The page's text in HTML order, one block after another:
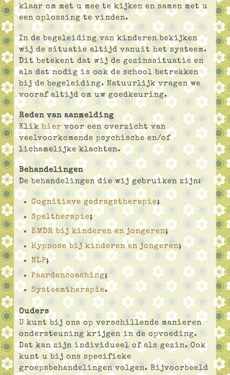
klaar om met u mee te kijken en samen met u
een oplossing te vinden.
In de begeleiding van kinderen bekijken
wij de situatie altijd vanuit het systeem.
Dit betekent dat wij de gezinssituatie en
als dat nodig is ook de school betrekken
bij de begeleiding. Natuurlijk vragen we
vooraf altijd om uw goedkeuring.
Reden van aanmelding
Klikhier voor een overzicht van
veelvoorkomende psychische en/of
lichamelijke klachten.
Behandelingen
De behandelingen die wij gebruiken zijn:
Cognitieve gedragstherapie;
Speltherapie;
EMDR bij kinderen en jongeren;
Hypnose bij kinderen en jongeren;
NLP;
Paardencoaching;
Systeemtherapie.
Ouders
U kunt bij ons op verschillende manieren
ondersteuning krijgen in de opvoeding.
Dat kan zijn individueel of als gezin. Ook
kunt u bij ons specifieke
groepsbehandelingen volgen. Bijvoorbeeld